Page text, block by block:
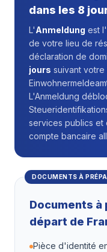
dans les 8
L'Anmeldung est
de votre lieu de
déclaration de
jours suivant votre
L'Anmeldung
services publics et
compte bancaire
DOCUMENTS À
Documents à
départ de
Pièce d'identité